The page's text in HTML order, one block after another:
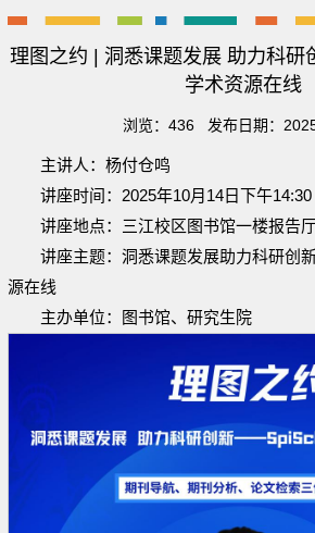
理图之约 | 洞悉课题发展 助力科
学术资源在线
浏览： 436 发布日期：
主讲人：杨付仓鸣
讲座时间：2025年10月14日下午14:30
讲座地点：三江校区图书馆一楼报告
讲座主题：洞悉课题发展助力科研创
源在线
主办单位：图书馆、研究生院